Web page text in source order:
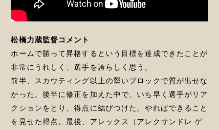
松橋力蔵監督コメント
ホームで勝って昇格するという目標を達成できたことが
非常にうれしく、選手を誇らしく思う。
前半、スカウティング以上の堅いブロックで質が出せな
かった。後半に修正を加えた中で、いち早く選手がリア
クションをとり、得点に結びつけた。やればできること
を見せた得点。最後、アレックス（アレクサンドレ ゲ